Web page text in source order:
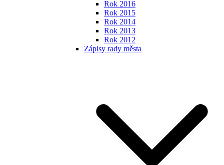
Rok 2016
Rok 2015
Rok 2014
Rok 2013
Rok 2012
Zápisy rady města